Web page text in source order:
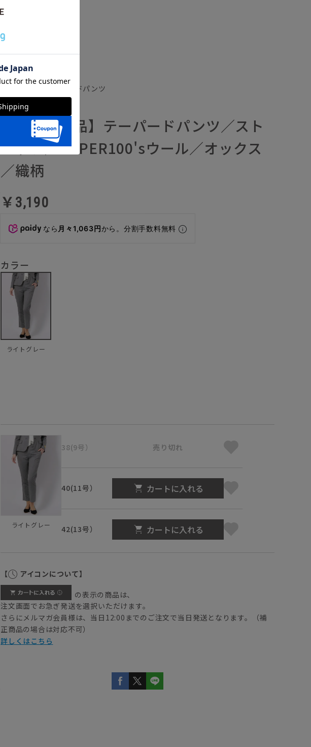
訳アリ商品／テーパードパンツ
QT3601P1-EB
【訳アリ商品】テーパードパンツ／スト
レッチ／SUPER100'sウール／オックス
／織柄
￥3,190
なら 月々1,063円から。分割手数料無料
カラー
ライトグレー
ライトグレー
38(9号） 売り切れ
40(11号） カートに入れる
42(13号） カートに入れる
【 アイコンについて】
の表示の商品は、
注文画面でお急ぎ発送を選択いただけます。
さらにメルマガ会員様は、当日12:00までのご注文で当日発送となります。（補
正商品の場合は対応不可）
詳しくはこちら